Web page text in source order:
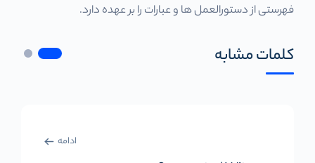
فهرستی از دستورالعمل ها و عبارات را بر عهده دارد.
کلمات مشابه
ادامه